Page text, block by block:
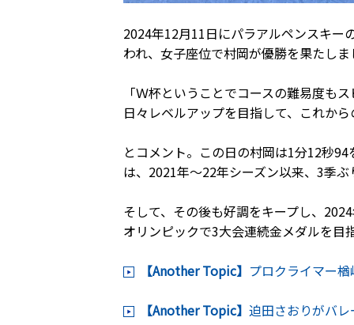
2024年12月11日にパラアルペンスキー
われ、女子座位で村岡が優勝を果たし
「Ｗ杯ということでコースの難易度も
日々レベルアップを目指して、これか
とコメント。この日の村岡は1分12秒
は、2021年～22年シーズン以来、3季
そして、その後も好調をキープし、
オリンピックで3大会連続金メダルを目
【Another Topic】 プロクライマー
【Another Topic】 迫田さおりがバ